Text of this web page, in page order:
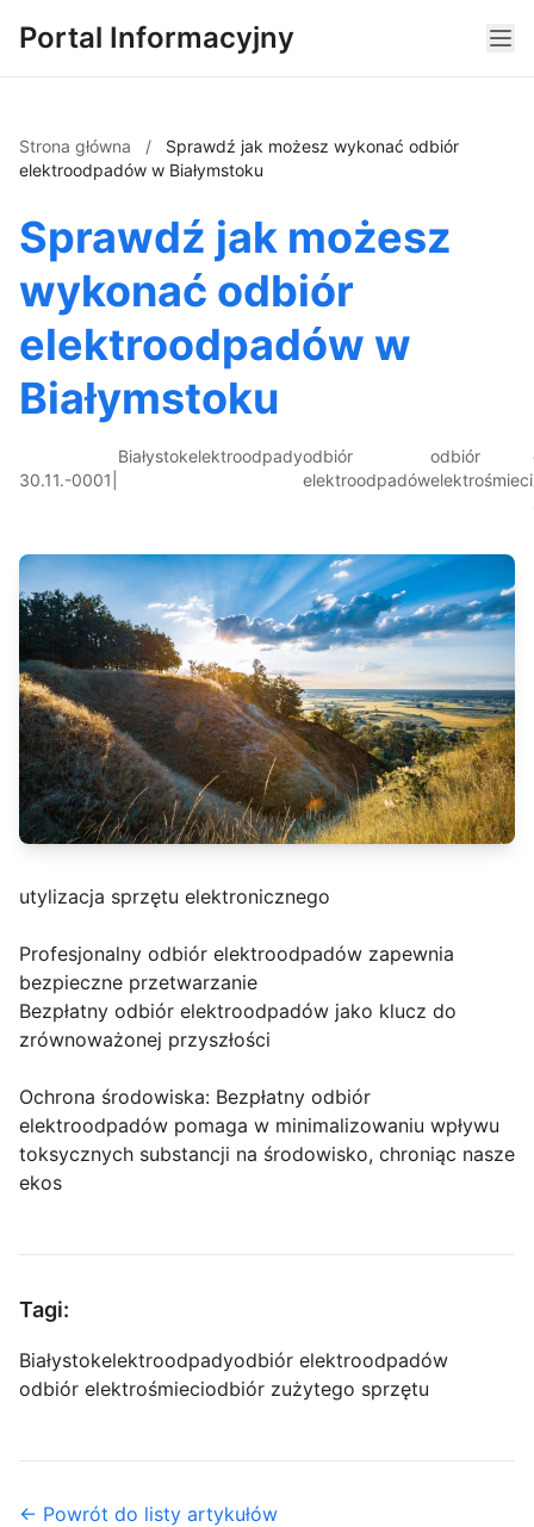
Portal Informacyjny
Strona główna /
Sprawdź jak możesz wykonać odbiór
elektroodpadów w Białymstoku
Sprawdź jak możesz
wykonać odbiór
elektroodpadów w
Białymstoku
30.11.-0001
Białystokelektroodpadyodbiór
elektroodpadów
odbiór
elektrośmieci
utylizacja sprzętu elektronicznego
Profesjonalny odbiór elektroodpadów zapewnia
bezpieczne przetwarzanie
Bezpłatny odbiór elektroodpadów jako klucz do
zrównoważonej przyszłości
Ochrona środowiska: Bezpłatny odbiór
elektroodpadów pomaga w minimalizowaniu wpływu
toksycznych substancji na środowisko, chroniąc nasze
ekos
Tagi:
Białystokelektroodpadyodbiór elektroodpadów
odbiór elektrośmieciodbiór zużytego sprzętu
← Powrót do listy artykułów